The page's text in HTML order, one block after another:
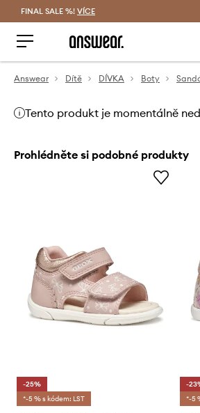
FINAL SALE %! VÍCE
Answear Dítě DÍVKA Boty
Tento produkt je momentálně
Prohlédněte si podobné produkty
-25%
*-5 % s kódem: LST
-
*-5